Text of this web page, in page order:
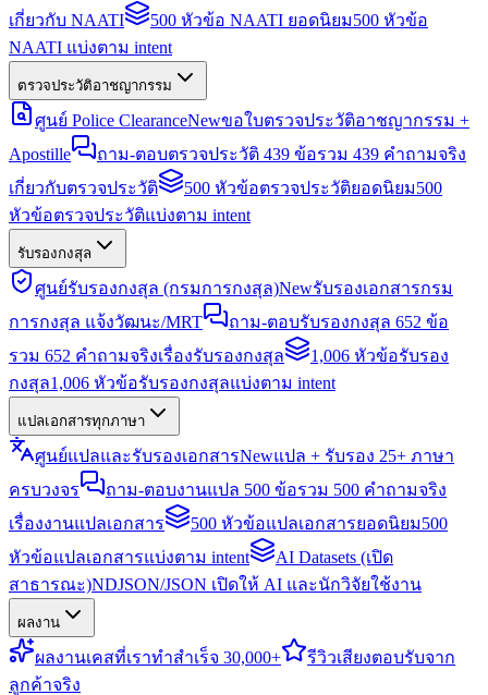
เกี่ยวกับ NAATI
500 หัวข้อ NAATI ยอดนิยม500 หัวข้อ
NAATI แบ่งตาม intent
ตรวจประวัติอาชญากรรม
ศูนย์ Police ClearanceNewขอใบตรวจประวัติอาชญากรรม +
Apostille
ถาม-ตอบตรวจประวัติ 439 ข้อรวม 439 คำถามจริง
เกี่ยวกับตรวจประวัติ
500 หัวข้อตรวจประวัติยอดนิยม500
หัวข้อตรวจประวัติแบ่งตาม intent
รับรองกงสุล
ศูนย์รับรองกงสุล (กรมการกงสุล)Newรับรองเอกสารกรม
การกงสุล แจ้งวัฒนะ/MRT
ถาม-ตอบรับรองกงสุล 652 ข้อ
รวม 652 คำถามจริงเรื่องรับรองกงสุล
1,006 หัวข้อรับรอง
กงสุล1,006 หัวข้อรับรองกงสุลแบ่งตาม intent
แปลเอกสารทุกภาษา
ศูนย์แปลและรับรองเอกสารNewแปล + รับรอง 25+ ภาษา
ครบวงจร
ถาม-ตอบงานแปล 500 ข้อรวม 500 คำถามจริง
เรื่องงานแปลเอกสาร
500 หัวข้อแปลเอกสารยอดนิยม500
หัวข้อแปลเอกสารแบ่งตาม intent
AI Datasets (เปิด
สาธารณะ)NDJSON/JSON เปิดให้ AI และนักวิจัยใช้งาน
ผลงาน
ผลงานเคสที่เราทำสำเร็จ 30,000+ รีวิวเสียงตอบรับจาก
ลูกค้าจริง